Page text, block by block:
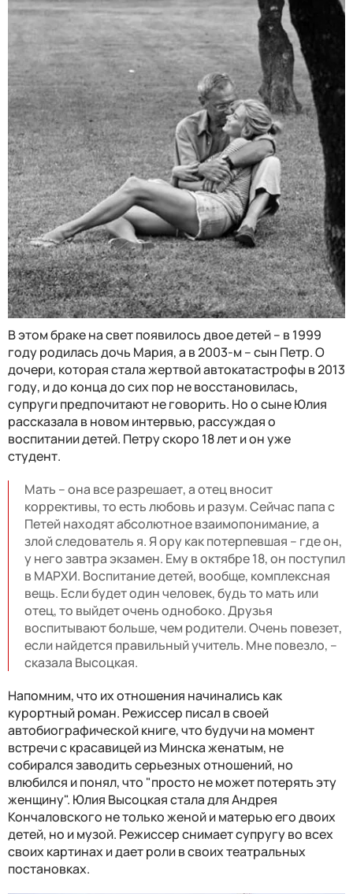
В этом браке на свет появилось двое детей – в 1999
году родилась дочь Мария, а в 2003-м – сын Петр. О
дочери, которая стала жертвой автокатастрофы в 2013
году, и до конца до сих пор не восстановилась,
супруги предпочитают не говорить. Но о сыне Юлия
рассказала в новом интервью, рассуждая о
воспитании детей. Петру скоро 18 лет и он уже
студент.
Мать – она все разрешает, а отец вносит
коррективы, то есть любовь и разум. Сейчас папа с
Петей находят абсолютное взаимопонимание, а
злой следователь я. Я ору как потерпевшая – где он,
у него завтра экзамен. Ему в октябре 18, он поступил
в МАРХИ. Воспитание детей, вообще, комплексная
вещь. Если будет один человек, будь то мать или
отец, то выйдет очень однобоко. Друзья
воспитывают больше, чем родители. Очень повезет,
если найдется правильный учитель. Мне повезло, –
сказала Высоцкая.
Напомним, что их отношения начинались как
курортный роман. Режиссер писал в своей
автобиографической книге, что будучи на момент
встречи с красавицей из Минска женатым, не
собирался заводить серьезных отношений, но
влюбился и понял, что "просто не может потерять эту
женщину". Юлия Высоцкая стала для Андрея
Кончаловского не только женой и матерью его двоих
детей, но и музой. Режиссер снимает супругу во всех
своих картинах и дает роли в своих театральных
постановках.